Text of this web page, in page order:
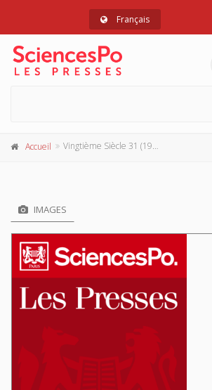
Français
Accueil Vingtième Siècle 31 (1991-3)
IMAGES